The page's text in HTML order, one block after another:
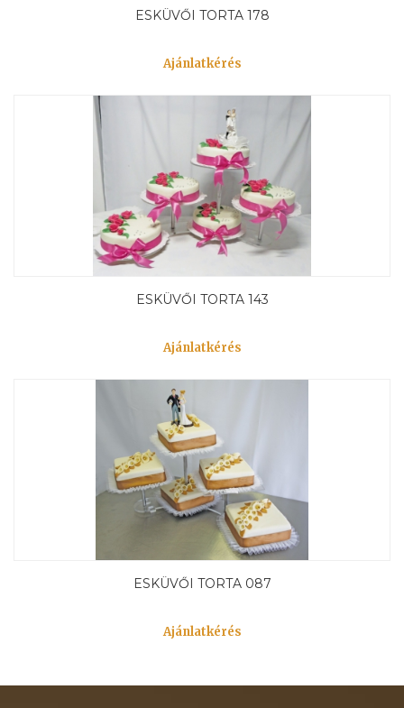
ESKÜVŐI TORTA 178
Ajánlatkérés
ESKÜVŐI TORTA 143
Ajánlatkérés
ESKÜVŐI TORTA 087
Ajánlatkérés